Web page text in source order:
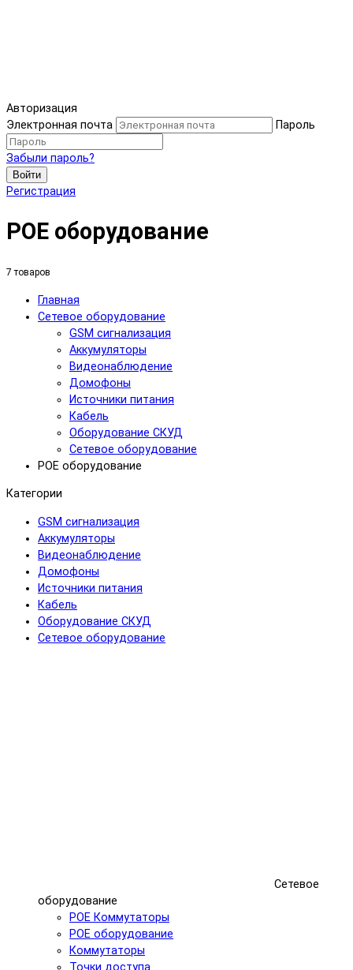
Авторизация
Электронная почта
Пароль
Забыли пароль?
Войти
Регистрация
POE оборудование
7 товаров
Главная
Сетевое оборудование
GSM сигнализация
Аккумуляторы
Видеонаблюдение
Домофоны
Источники питания
Кабель
Оборудование СКУД
Сетевое оборудование
POE оборудование
Категории
GSM сигнализация
Аккумуляторы
Видеонаблюдение
Домофоны
Источники питания
Кабель
Оборудование СКУД
Сетевое оборудование
Сетевое
оборудование
POE Коммутаторы
POE оборудование
Коммутаторы
Точки доступа